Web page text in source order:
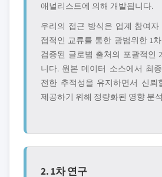
애널리스트에 의해 개발됩니다.
우리의 접근 방식은 업계 참여
접적인 교류를 통한 광범위한 1
검증된 글로볌 출처의 포괄적인
니다. 원본 데이터 소스에서 최
전한 추적성을 유지하면서 신뢰
제공하기 위해 정량화된 영향 분
2. 1차 연구